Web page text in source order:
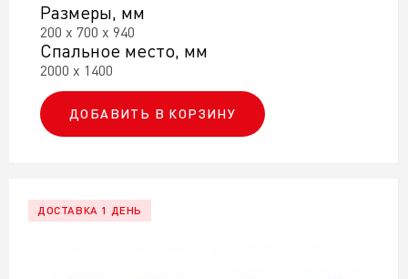
Размеры, мм
200 х 700 х 940
Спальное место, мм
2000 х 1400
ДОБАВИТЬ В КОРЗИНУ
ДОСТАВКА 1 ДЕНЬ